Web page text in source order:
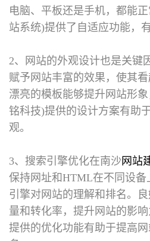
电脑、平板还是手机，都能
站系统)提供了自适应功能，
2、网站的外观设计也是关键
赋予网站丰富的效果，使其
漂亮的模板能够提升网站形
铭科技)提供的设计方案有助
观。
3、搜索引擎优化在南沙 网站
保持网址和HTML在不同设
引擎对网站的理解和排名。
量和转化率，提升网站的影
提供的优化功能有助于提高